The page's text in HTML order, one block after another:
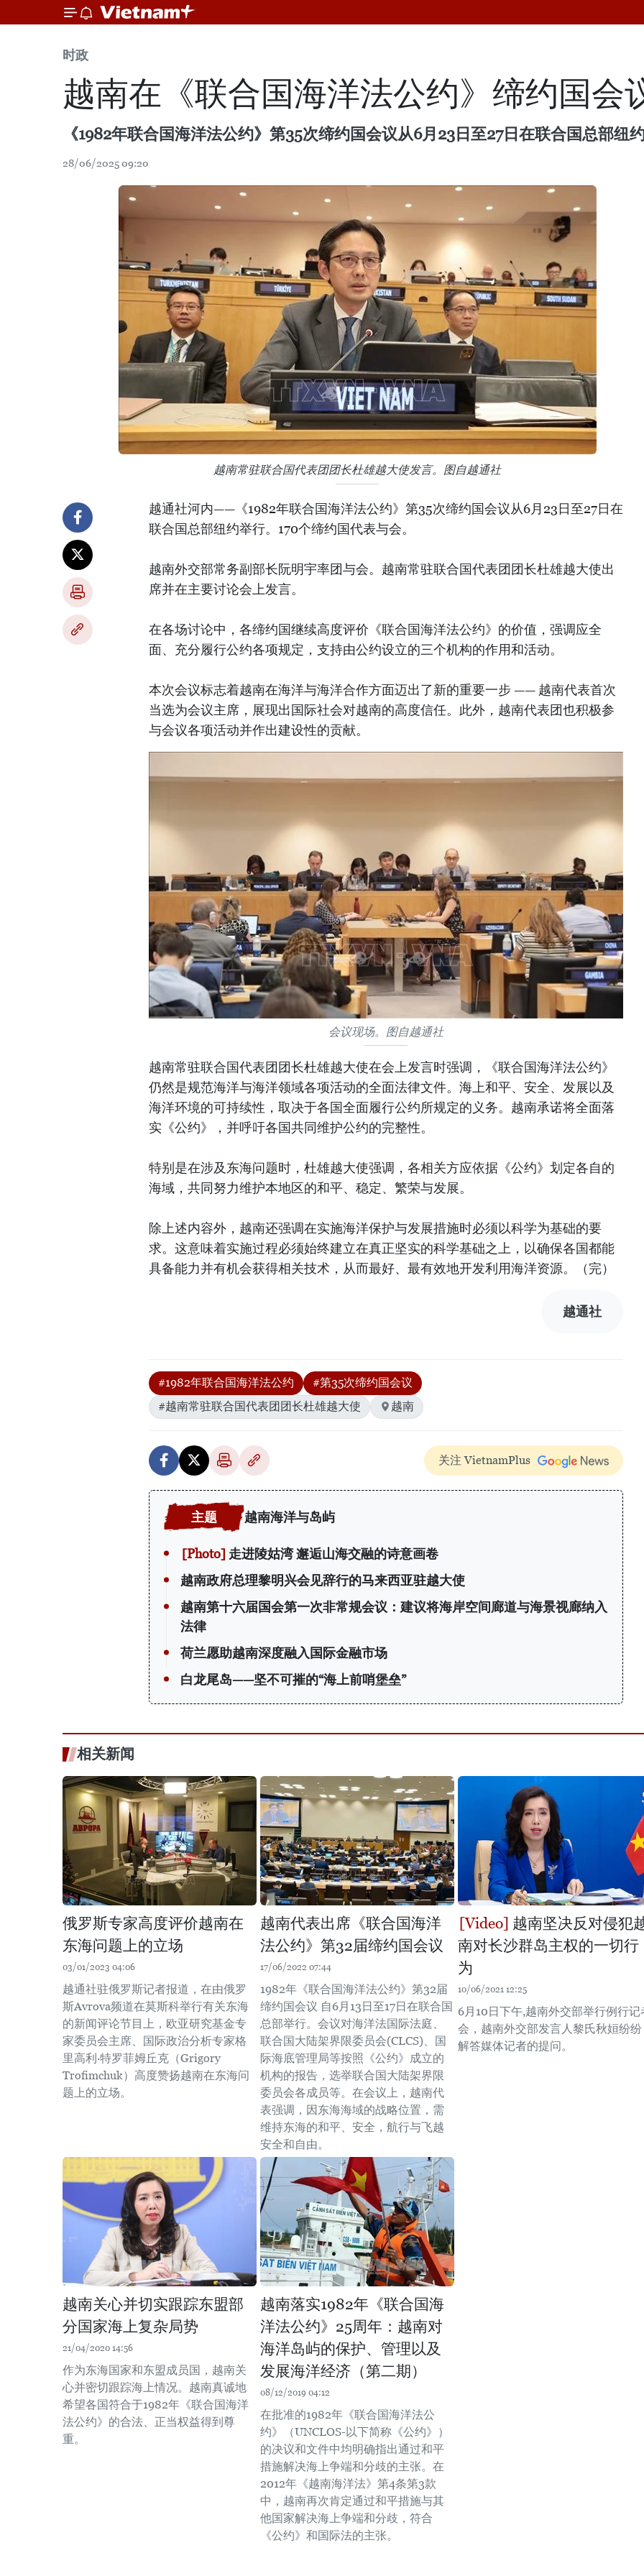
时政
越南在《联合国海洋法公约》缔约国会
《1982年联合国海洋法公约》第35次缔约国会议从6月23日至27日在联合国总部纽
28/06/2025 09:20
越南常驻联合国代表团团长杜雄越大使发言。图自越通社
越通社河内——《1982年联合国海洋法公约》第35次缔约国会议从6月23日至27日在
联合国总部纽约举行。170个缔约国代表与会。
越南外交部常务副部长阮明宇率团与会。越南常驻联合国代表团团长杜雄越大使出
席并在主要讨论会上发言。
在各场讨论中，各缔约国继续高度评价《联合国海洋法公约》的价值，强调应全
面、充分履行公约各项规定，支持由公约设立的三个机构的作用和活动。
本次会议标志着越南在海洋与海洋合作方面迈出了新的重要一步 —— 越南代表首次
当选为会议主席，展现出国际社会对越南的高度信任。此外，越南代表团也积极参
与会议各项活动并作出建设性的贡献。
会议现场。图自越通社
越南常驻联合国代表团团长杜雄越大使在会上发言时强调，《联合国海洋法公约》
仍然是规范海洋与海洋领域各项活动的全面法律文件。海上和平、安全、发展以及
海洋环境的可持续性，取决于各国全面履行公约所规定的义务。越南承诺将全面落
实《公约》，并呼吁各国共同维护公约的完整性。
特别是在涉及东海问题时，杜雄越大使强调，各相关方应依据《公约》划定各自的
海域，共同努力维护本地区的和平、稳定、繁荣与发展。
除上述内容外，越南还强调在实施海洋保护与发展措施时必须以科学为基础的要
求。这意味着实施过程必须始终建立在真正坚实的科学基础之上，以确保各国都能
具备能力并有机会获得相关技术，从而最好、最有效地开发利用海洋资源。（完）
越通社
#1982年联合国海洋法公约
#第35次缔约国会议
#越南常驻联合国代表团团长杜雄越大使
越南
关注 VietnamPlus
越南海洋与岛屿
走进陵姑湾 邂逅山海交融的诗意画卷
越南政府总理黎明兴会见辞行的马来西亚驻越大使
越南第十六届国会第一次非常规会议：建议将海岸空间廊道与海景视廊纳入
法律
荷兰愿助越南深度融入国际金融市场
白龙尾岛——坚不可摧的“海上前哨堡垒”
相关新闻
俄罗斯专家高度评价越南在
东海问题上的立场
03/01/2023 04:06
越通社驻俄罗斯记者报道，在由俄罗
斯Avrova频道在莫斯科举行有关东海
的新闻评论节目上，欧亚研究基金专
家委员会主席、国际政治分析专家格
里高利·特罗菲姆丘克（Grigory
Trofimchuk）高度赞扬越南在东海问
题上的立场。
越南代表出席《联合国海洋
法公约》第32届缔约国会议
17/06/2022 07:44
1982年《联合国海洋法公约》第32届
缔约国会议 自6月13日至17日在联合国
总部举行。会议对海洋法国际法庭、
联合国大陆架界限委员会(CLCS)、国
际海底管理局等按照《公约》成立的
机构的报告，选举联合国大陆架界限
委员会各成员等。在会议上，越南代
表强调，因东海海域的战略位置，需
维持东海的和平、安全，航行与飞越
安全和自由。
越南坚决反对侵犯
南对长沙群岛主权的一切行
为
10/06/2021 12:25
6月10日下午,越南外交部举行例行记
会，越南外交部发言人黎氏秋姮纷纷
解答媒体记者的提问。
越南关心并切实跟踪东盟部
分国家海上复杂局势
21/04/2020 14:56
作为东海国家和东盟成员国，越南关
心并密切跟踪海上情况。越南真诚地
希望各国符合于1982年《联合国海洋
法公约》的合法、正当权益得到尊
重。
越南落实1982年《联合国海
洋法公约》25周年：越南对
海洋岛屿的保护、管理以及
发展海洋经济（第二期）
08/12/2019 04:12
在批准的1982年《联合国海洋法公
约》（UNCLOS-以下简称《公约》）
的决议和文件中均明确指出通过和平
措施解决海上争端和分歧的主张。在
2012年《越南海洋法》第4条第3款
中，越南再次肯定通过和平措施与其
他国家解决海上争端和分歧，符合
《公约》和国际法的主张。